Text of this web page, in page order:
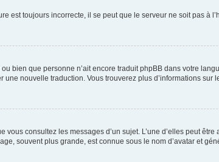
est toujours incorrecte, il se peut que le serveur ne soit pas à
bien que personne n’ait encore traduit phpBB dans votre
nouvelle traduction. Vous trouverez plus d’informations sur
vous consultez les messages d’un sujet. L’une d’elles peut
souvent plus grande, est connue sous le nom d’avatar et